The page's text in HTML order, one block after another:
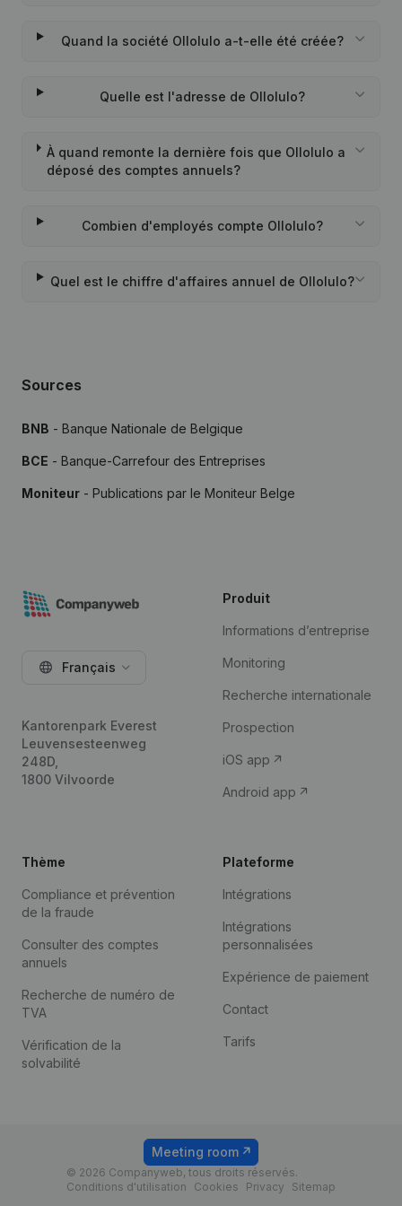
Quand la société Ollolulo a-t-elle été créée?
Quelle est l'adresse de Ollolulo?
À quand remonte la dernière fois que Ollolulo a
déposé des comptes annuels?
Combien d'employés compte Ollolulo?
Quel est le chiffre d'affaires annuel de Ollolulo?
Sources
BNB - Banque Nationale de Belgique
BCE - Banque-Carrefour des Entreprises
Moniteur - Publications par le Moniteur Belge
Français
Kantorenpark Everest
Leuvensesteenweg
248D,
1800 Vilvoorde
Produit
Informations d’entreprise
Monitoring
Recherche internationale
Prospection
iOS app
Android app
Thème
Compliance et prévention
de la fraude
Consulter des comptes
annuels
Recherche de numéro de
TVA
Vérification de la
solvabilité
Plateforme
Intégrations
Intégrations
personnalisées
Expérience de paiement
Contact
Tarifs
© 2026 Companyweb, tous droits réservés.
Conditions d'utilisation
Cookies Privacy Sitemap
Meeting room